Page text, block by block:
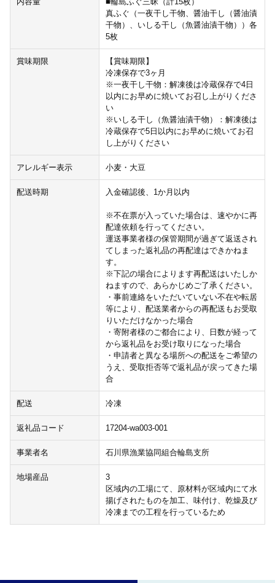
真ふぐ（一夜干し干物、醤油干し（醤油漬
干物）、いしる干し（魚醤油漬干物））各
5枚
賞味期限
【賞味期限】
冷凍保存で3ヶ月
※一夜干し干物：解凍後は冷蔵保存で4日
以内にお早めに焼いてお召し上がりくださ
い
※いしる干し（魚醤油漬干物）：解凍後は
冷蔵保存で5日以内にお早めに焼いてお召
し上がりください
アレルギー表示 小麦・大豆
配送時期 入金確認後、1か月以内
※不在票が入っていた場合は、速やかに再
配達依頼を行ってください。
運送事業者様の保管期間が過ぎて返送され
てしまった返礼品の再配達はできかねま
す。
※下記の場合によります再配送はいたしか
ねますので、あらかじめご了承ください。
・事前連絡をいただいていない不在や転居
等により、配送業者からの再配送もお受取
りいただけなかった場合
・寄附者様のご都合により、日数が経って
から返礼品をお受け取りになった場合
・申請者と異なる場所への配送をご希望の
うえ、受取拒否等で返礼品が戻ってきた場
合
配送 冷凍
返礼品コード 17204-wa003-001
事業者名 石川県漁業協同組合輪島支所
地場産品
3
区域内の工場にて、原材料が区域内にて水
揚げされたものを加工、味付け、乾燥及び
冷凍までの工程を行っているため